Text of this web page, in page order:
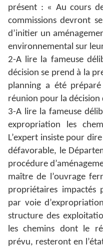
présent : « Au cours
commissions devront
d’initier un
environnemental sur
2-A lire la fameuse
décision se prend à la
planning a été
réunion pour la
3-A lire la fameuse
expropriation les
L’expert insiste pour
défavorable, le
procédure
maître de l’ouvrage
propriétaires impactés
par voie
structure des
les chemins dont le
prévu, resteront en